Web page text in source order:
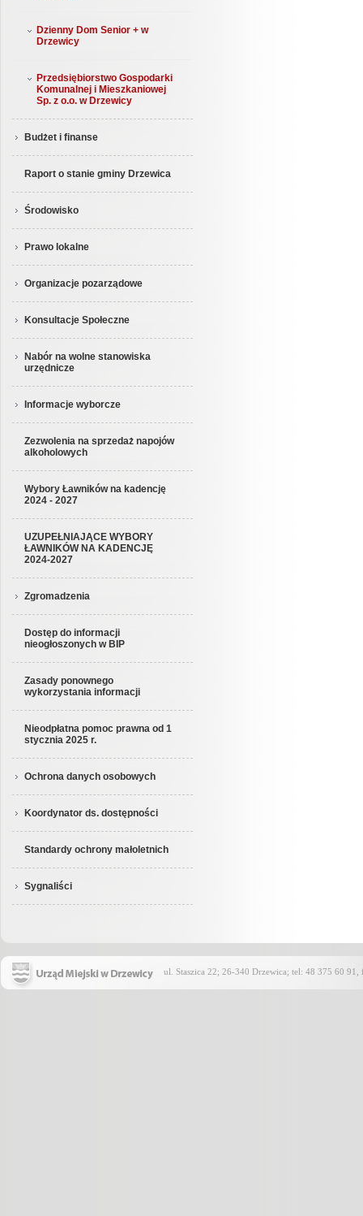
Dzienny Dom Senior + w
Drzewicy
Przedsiębiorstwo Gospodarki
Komunalnej i Mieszkaniowej
Sp. z o.o. w Drzewicy
Budżet i finanse
Raport o stanie gminy Drzewica
Środowisko
Prawo lokalne
Organizacje pozarządowe
Konsultacje Społeczne
Nabór na wolne stanowiska
urzędnicze
Informacje wyborcze
Zezwolenia na sprzedaż napojów
alkoholowych
Wybory Ławników na kadencję
2024 - 2027
UZUPEŁNIAJĄCE WYBORY
ŁAWNIKÓW NA KADENCJĘ
2024-2027
Zgromadzenia
Dostęp do informacji
nieogłoszonych w BIP
Zasady ponownego
wykorzystania informacji
Nieodpłatna pomoc prawna od 1
stycznia 2025 r.
Ochrona danych osobowych
Koordynator ds. dostępności
Standardy ochrony małoletnich
Sygnaliści
ul. Staszica 22; 26-340 Drzewica; tel: 48 375 60